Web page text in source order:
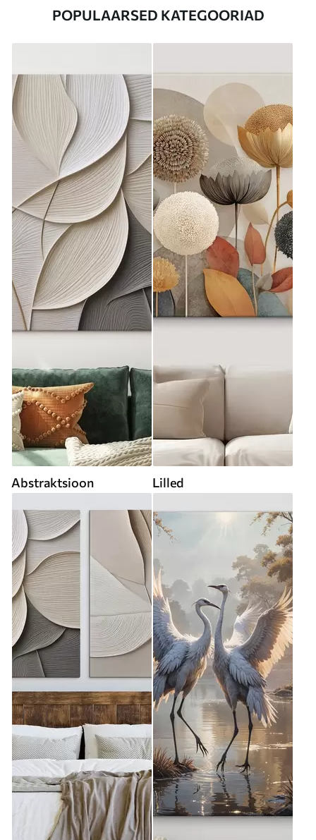
POPULAARSED KATEGOORIAD
Abstraktsioon Lilled